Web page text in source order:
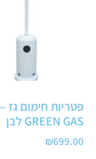
פטריות חימום גז –
GREEN GAS לבן
₪699.00